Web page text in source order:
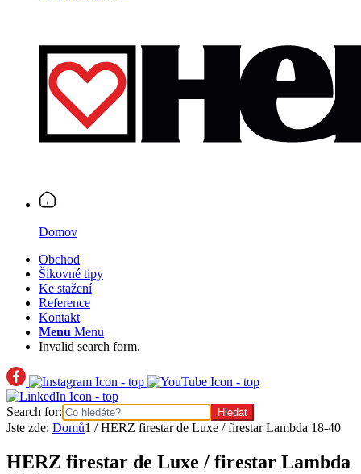
Domov
Obchod
Šikovné tipy
Ke stažení
Reference
Kontakt
Menu Menu
Invalid search form.
Search for:
Jste zde: Domů1 / HERZ firestar de Luxe / firestar Lambda 18-40
HERZ firestar de Luxe / firestar Lambda